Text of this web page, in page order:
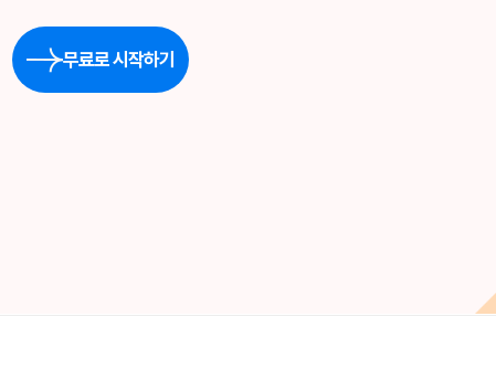
무료로 시작하기